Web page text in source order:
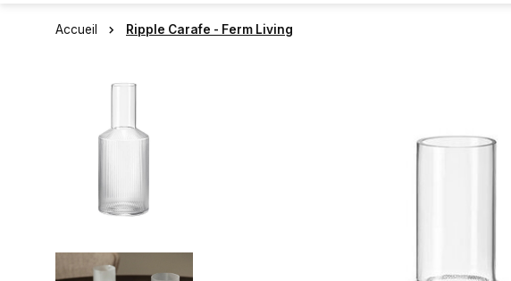
Accueil Ripple Carafe - Ferm Living